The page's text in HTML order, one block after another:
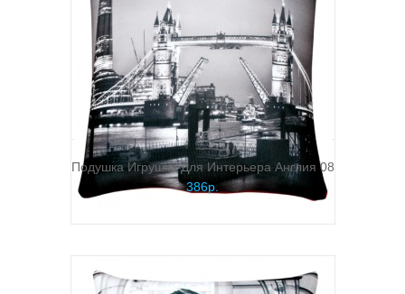
Подушка Игрушка Для Интерьера Англия 08
386р.